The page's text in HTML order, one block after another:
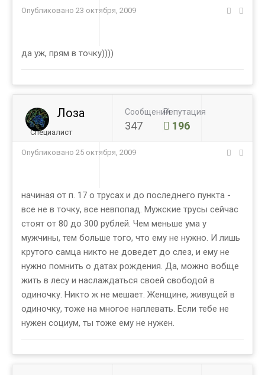
Опубликовано 23 октября, 2009
да уж, прям в точку))))
Лоза
Специалист
Сообщений
347
Репутация
196
Опубликовано 25 октября, 2009
начиная от п. 17 о трусах и до последнего пункта -
все не в точку, все невпопад. Мужские трусы сейчас
стоят от 80 до 300 рублей. Чем меньше ума у
мужчины, тем больше того, что ему не нужно. И лишь
крутого самца никто не доведет до слез, и ему не
нужно помнить о датах рождения. Да, можно вобще
жить в лесу и наслаждаться своей свободой в
одиночку. Никто ж не мешает. Женщине, живущей в
одиночку, тоже на многое наплевать. Если тебе не
нужен социум, ты тоже ему не нужен.